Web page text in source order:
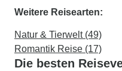
Weitere Reisearten:
Natur & Tierwelt (49)
Romantik Reise (17)
Die besten